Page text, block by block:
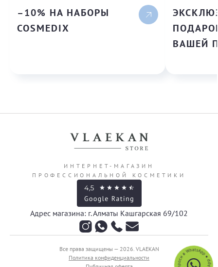
–10% НА НАБОРЫ
COSMEDIX
ВАШЕЙ
ИНТЕРНЕТ-МАГАЗИН
ПРОФЕССИОНАЛЬНОЙ КОСМЕТИКИ
Адрес магазина: г. Алматы Кашгарская 69/102
Все права защищены — 2026. VLAEKAN
Политика конфиденциальности